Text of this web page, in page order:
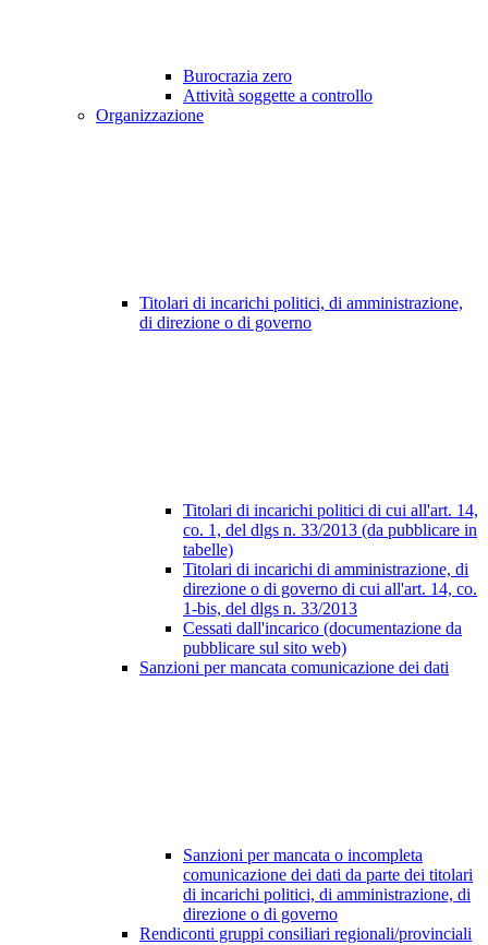
Burocrazia zero
Attività soggette a controllo
Organizzazione
Titolari di incarichi politici, di amministrazione,
di direzione o di governo
Titolari di incarichi politici di cui all'art. 14,
co. 1, del dlgs n. 33/2013 (da pubblicare in
tabelle)
Titolari di incarichi di amministrazione, di
direzione o di governo di cui all'art. 14, co.
1-bis, del dlgs n. 33/2013
Cessati dall'incarico (documentazione da
pubblicare sul sito web)
Sanzioni per mancata comunicazione dei dati
Sanzioni per mancata o incompleta
comunicazione dei dati da parte dei titolari
di incarichi politici, di amministrazione, di
direzione o di governo
Rendiconti gruppi consiliari regionali/provinciali